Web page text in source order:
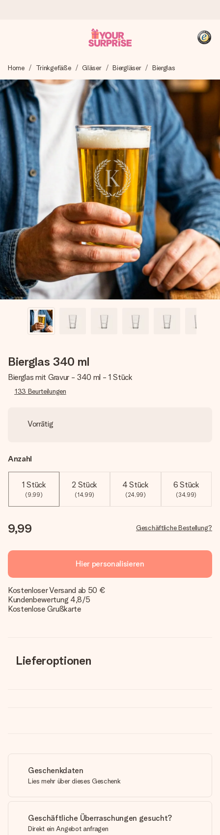
Wir bereiten dein Geschenk sorgfältig vor und schicken es
blitzschnell – damit du es genau zum richtigen Zeitpunkt
überreichen kannst, wenn es am meisten zählt.
4,8 (basierend auf +15.000 Bewertungen)
Unsere Geschenke begeistern. Kunden bewerten uns mit
4,8 bei Google Reviews (Gesamtergebnis aller Länder, in
die wir versenden).
+49 39292 929695
Montag - Freitag : 8:30 - 17:00 Uhr
Samstag - Sonntag : 8:30 - 13:00 Uhr
Home Trinkgefäße Gläser Biergläser Bierglas
Bierglas 340 ml
Bierglas mit Gravur - 340 ml - 1 Stück
133 Beurteilungen
Vorrätig
Anzahl
1 Stück
(9,99)
2 Stück
(14,99)
4 Stück
(24,99)
6 Stück
(34,99)
9,99 Geschäftliche Bestellung?
Hier personalisieren
Kostenloser Versand ab 50 €
Kundenbewertung 4,8/5
Kostenlose Grußkarte
Lieferoptionen
Geschenkdaten
Lies mehr über dieses Geschenk
Geschäftliche Überraschungen gesucht?
Direkt ein Angebot anfragen